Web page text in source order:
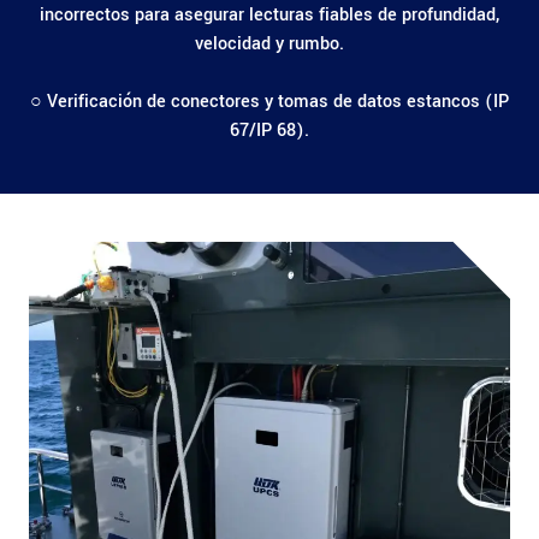
incorrectos para asegurar lecturas fiables de profundidad,
velocidad y rumbo.
○ Verificación de conectores y tomas de datos estancos (IP
67/IP 68).